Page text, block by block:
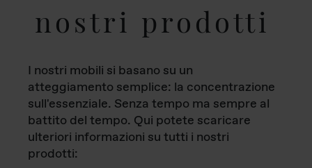
nostri prodotti
I nostri mobili si basano su un
atteggiamento semplice: la concentrazione
sull'essenziale. Senza tempo ma sempre al
battito del tempo. Qui potete scaricare
ulteriori informazioni su tutti i nostri
prodotti: